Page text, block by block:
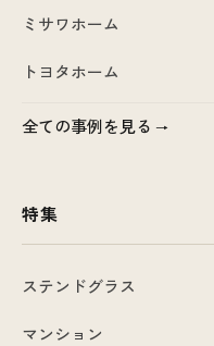
ミサワホーム
トヨタホーム
全ての事例を見る
特集
ステンドグラス
マンション